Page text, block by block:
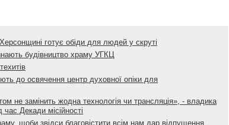
готує обіди для людей у скруті
будівництво храму УГКЦ
до освячення центр духовної опіки для
не замінить жодна технологія чи трансляція», - владика
Декади місійності
щоби звідси благовістити всім нам дар відпущення